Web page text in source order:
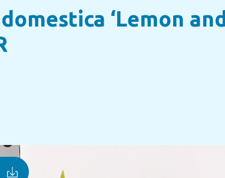
‘Lemon and